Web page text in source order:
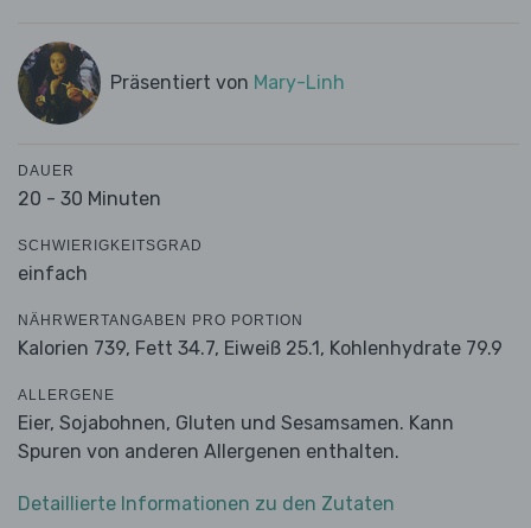
Präsentiert von Mary-Linh
DAUER
20 - 30 Minuten
SCHWIERIGKEITSGRAD
einfach
NÄHRWERTANGABEN PRO PORTION
Kalorien 739, Fett 34.7, Eiweiß 25.1, Kohlenhydrate 79.9
ALLERGENE
Eier, Sojabohnen, Gluten und Sesamsamen. Kann
Spuren von anderen Allergenen enthalten.
Detaillierte Informationen zu den Zutaten